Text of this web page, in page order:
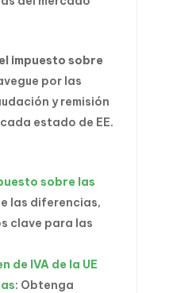
impuesto sobre
por las
y remisión
estado de EE.
sobre las
las diferencias,
clave para las
de IVA de la UE
: Obtenga